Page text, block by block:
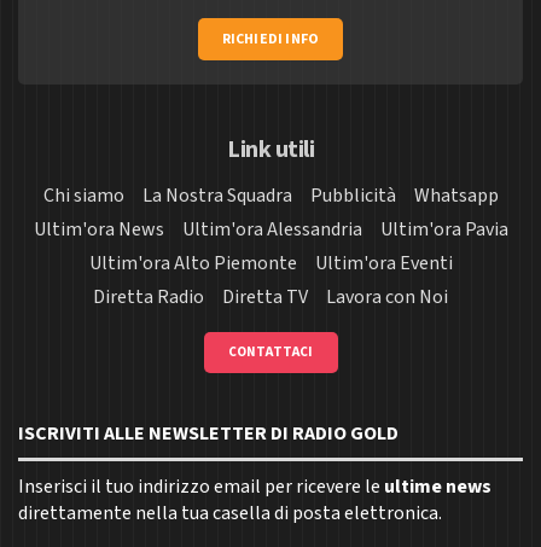
RICHIEDI INFO
Link utili
Chi siamo La Nostra Squadra Pubblicità
Whatsapp
Ultim'ora News
Ultim'ora Alessandria
Ultim'ora Pavia
Ultim'ora Alto Piemonte
Ultim'ora Eventi
Diretta Radio
Diretta TV Lavora con Noi
CONTATTACI
ISCRIVITI ALLE NEWSLETTER DI RADIO GOLD
Inserisci il tuo indirizzo email per ricevere le ultime news
direttamente nella tua casella di posta elettronica.